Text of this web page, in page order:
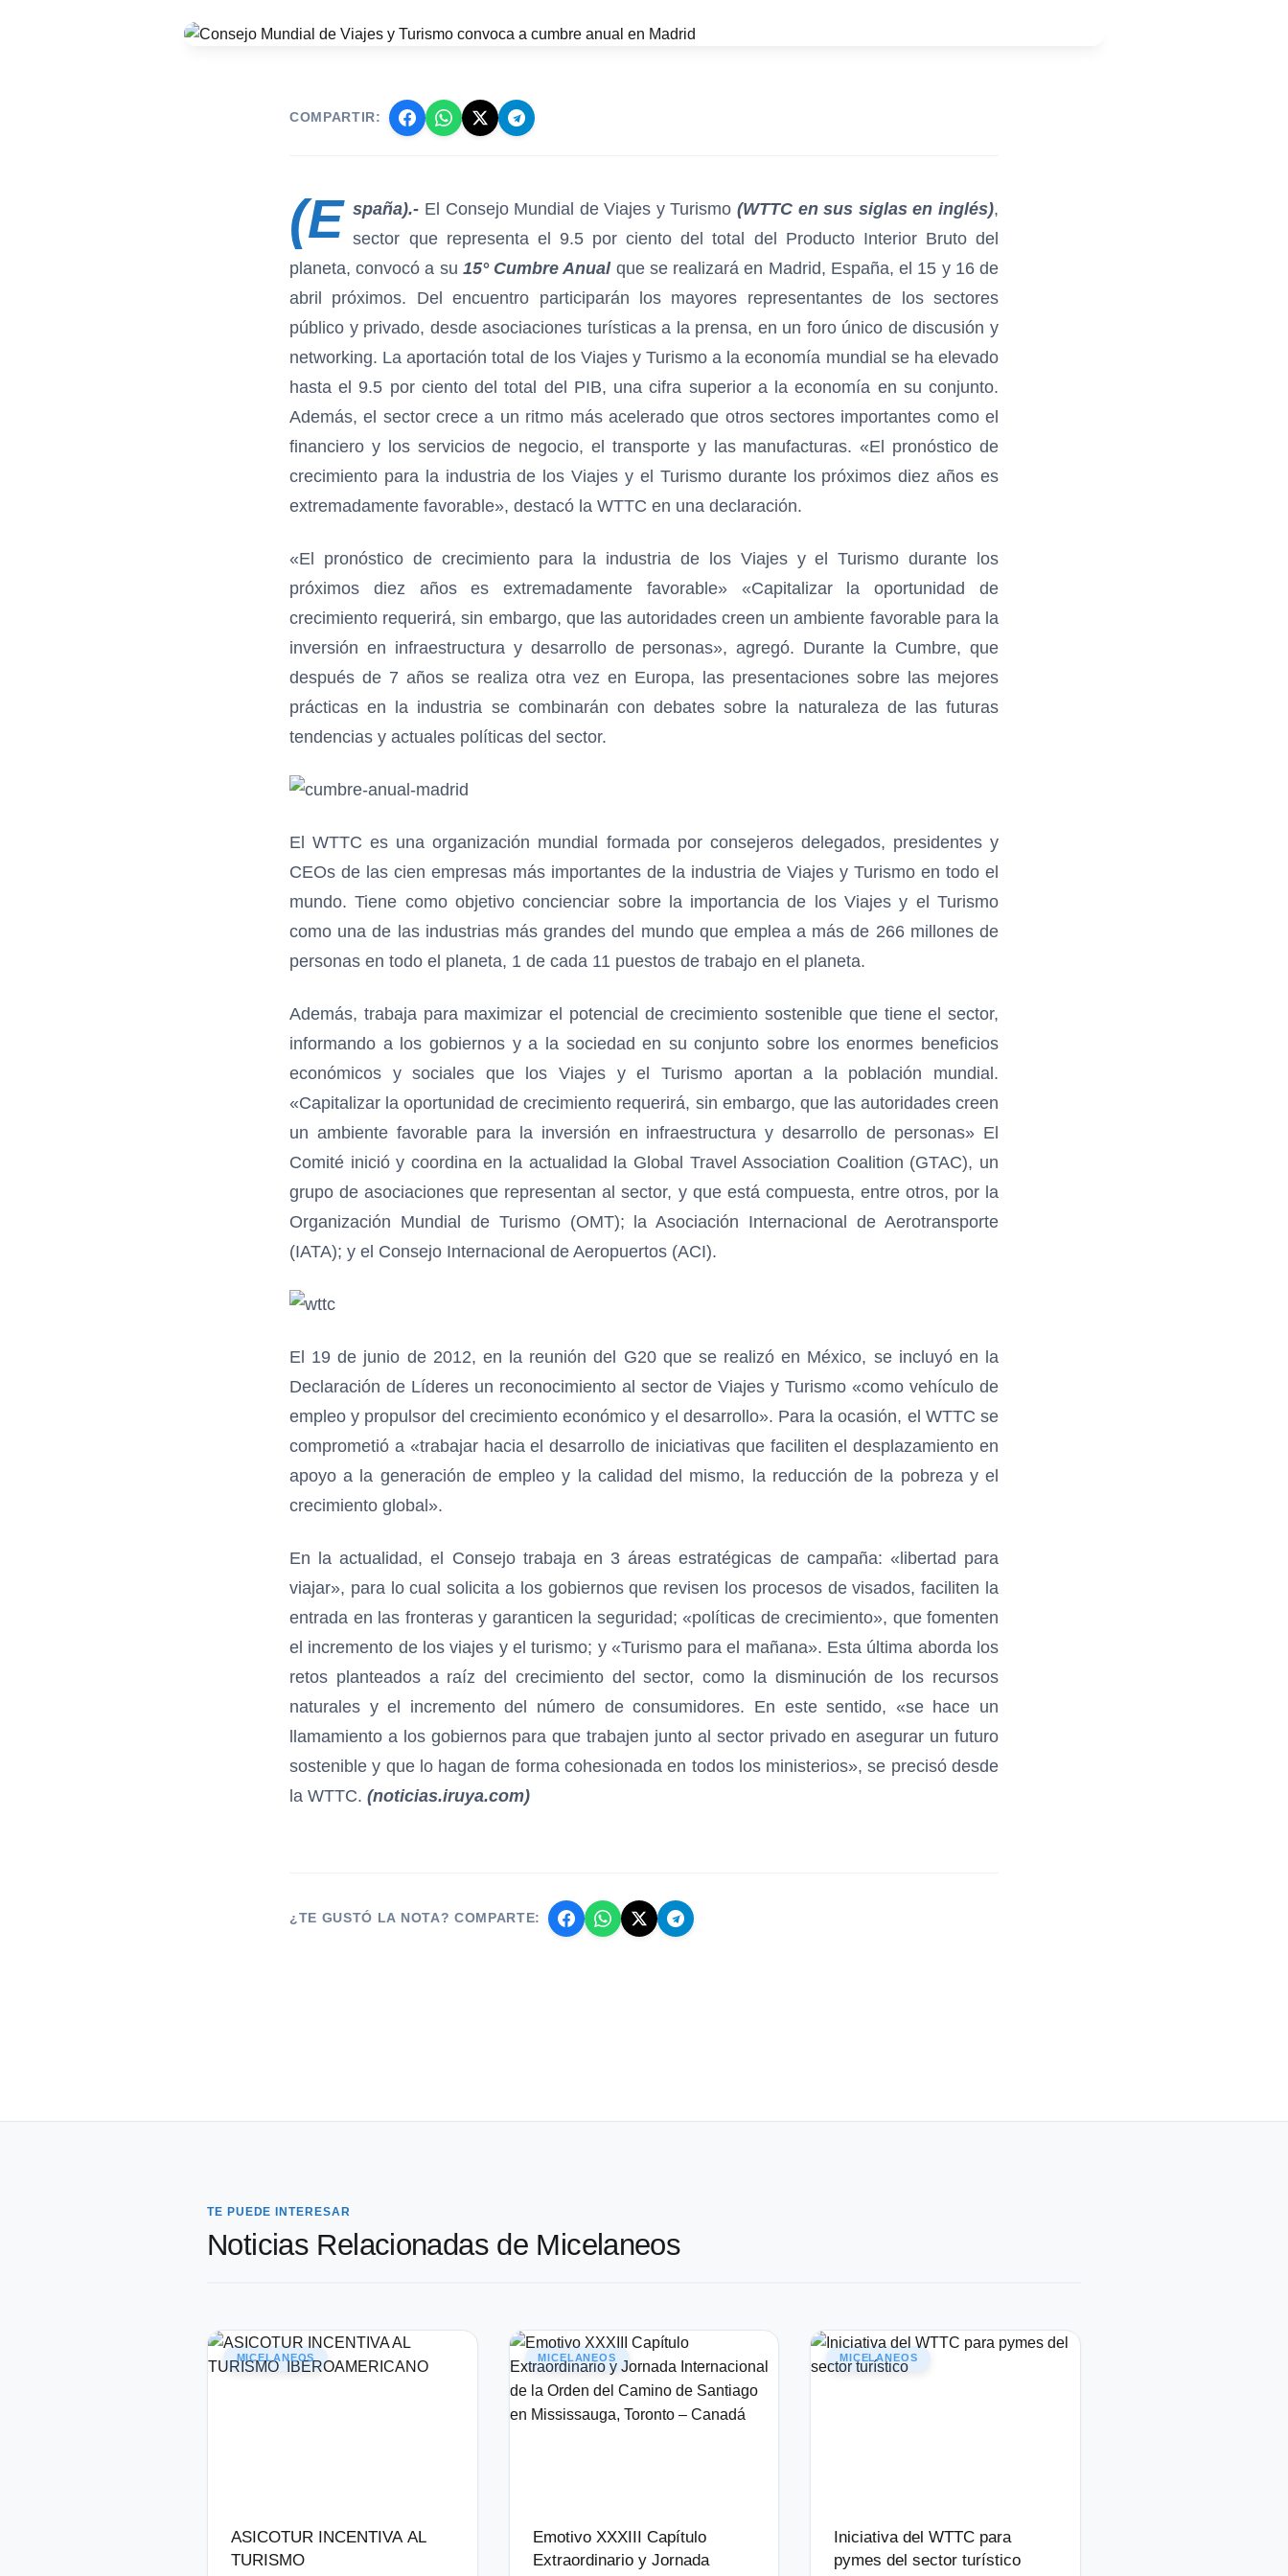
COMPARTIR:
(E spaña).- El Consejo Mundial de Viajes y Turismo(WTTC en sus siglas en inglés),
sector que representa el 9.5 por ciento del total del Producto Interior Bruto del
planeta, convocó a su 15° Cumbre Anualque se realizará en Madrid, España, el 15 y 16 de
abril próximos. Del encuentro participarán los mayores representantes de los sectores
público y privado, desde asociaciones turísticas a la prensa, en un foro único de discusión y
networking. La aportación total de los Viajes y Turismo a la economía mundial se ha elevado
hasta el 9.5 por ciento del total del PIB, una cifra superior a la economía en su conjunto.
Además, el sector crece a un ritmo más acelerado que otros sectores importantes como el
financiero y los servicios de negocio, el transporte y las manufacturas. «El pronóstico de
crecimiento para la industria de los Viajes y el Turismo durante los próximos diez años es
extremadamente favorable», destacó la WTTC en una declaración.
«El pronóstico de crecimiento para la industria de los Viajes y el Turismo durante los
próximos diez años es extremadamente favorable» «Capitalizar la oportunidad de
crecimiento requerirá, sin embargo, que las autoridades creen un ambiente favorable para la
inversión en infraestructura y desarrollo de personas», agregó. Durante la Cumbre, que
después de 7 años se realiza otra vez en Europa, las presentaciones sobre las mejores
prácticas en la industria se combinarán con debates sobre la naturaleza de las futuras
tendencias y actuales políticas del sector.
El WTTC es una organización mundial formada por consejeros delegados, presidentes y
CEOs de las cien empresas más importantes de la industria de Viajes y Turismo en todo el
mundo. Tiene como objetivo concienciar sobre la importancia de los Viajes y el Turismo
como una de las industrias más grandes del mundo que emplea a más de 266 millones de
personas en todo el planeta, 1 de cada 11 puestos de trabajo en el planeta.
Además, trabaja para maximizar el potencial de crecimiento sostenible que tiene el sector,
informando a los gobiernos y a la sociedad en su conjunto sobre los enormes beneficios
económicos y sociales que los Viajes y el Turismo aportan a la población mundial.
«Capitalizar la oportunidad de crecimiento requerirá, sin embargo, que las autoridades creen
un ambiente favorable para la inversión en infraestructura y desarrollo de personas» El
Comité inició y coordina en la actualidad la Global Travel Association Coalition (GTAC), un
grupo de asociaciones que representan al sector, y que está compuesta, entre otros, por la
Organización Mundial de Turismo (OMT); la Asociación Internacional de Aerotransporte
(IATA); y el Consejo Internacional de Aeropuertos (ACI).
El 19 de junio de 2012, en la reunión del G20 que se realizó en México, se incluyó en la
Declaración de Líderes un reconocimiento al sector de Viajes y Turismo «como vehículo de
empleo y propulsor del crecimiento económico y el desarrollo». Para la ocasión, el WTTC se
comprometió a «trabajar hacia el desarrollo de iniciativas que faciliten el desplazamiento en
apoyo a la generación de empleo y la calidad del mismo, la reducción de la pobreza y el
crecimiento global».
En la actualidad, el Consejo trabaja en 3 áreas estratégicas de campaña: «libertad para
viajar», para lo cual solicita a los gobiernos que revisen los procesos de visados, faciliten la
entrada en las fronteras y garanticen la seguridad; «políticas de crecimiento», que fomenten
el incremento de los viajes y el turismo; y «Turismo para el mañana». Esta última aborda los
retos planteados a raíz del crecimiento del sector, como la disminución de los recursos
naturales y el incremento del número de consumidores. En este sentido, «se hace un
llamamiento a los gobiernos para que trabajen junto al sector privado en asegurar un futuro
sostenible y que lo hagan de forma cohesionada en todos los ministerios», se precisó desde
la WTTC. (noticias.iruya.com)
¿TE GUSTÓ LA NOTA? COMPARTE:
TE PUEDE INTERESAR
Noticias Relacionadas de Micelaneos
MICELANEOS
ASICOTUR INCENTIVA AL
TURISMO
MICELANEOS
Emotivo XXXIII Capítulo
Extraordinario y Jornada
MICELANEOS
Iniciativa del WTTC para
pymes del sector turístico